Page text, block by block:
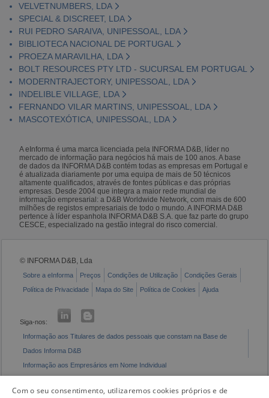
VELVETNUMBERS, LDA
SPECIAL & DISCREET, LDA
RUI PEDRO SARAIVA, UNIPESSOAL, LDA
BIBLIOTECA NACIONAL DE PORTUGAL
PROEZA MARAVILHA, LDA
BOLT RESOURCES PTY LTD - SUCURSAL EM PORTUGAL
MODERNTRAJECTORY, UNIPESSOAL, LDA
INDELIBLE VILLAGE, LDA
FERNANDO VILAR MARTINS, UNIPESSOAL, LDA
MASCOTEXÓTICA, UNIPESSOAL, LDA
A eInforma é uma marca licenciada pela INFORMA D&B, líder no
mercado de informação para negócios há mais de 100 anos. A base
de dados da INFORMA D&B contém todas as empresas em Portugal e
é atualizada diariamente por uma equipa de mais de 50 técnicos
altamente qualificados, através de fontes públicas e das próprias
empresas. Desde 2004 que integra a maior rede mundial de
informação empresarial: a D&B Worldwide Network, com mais de 600
milhões de registos empresariais de todo o mundo. A INFORMA D&B
pertence à líder espanhola INFORMA D&B S.A. que faz parte do grupo
CESCE, especializado na gestão integral do risco comercial.
© INFORMA D&B, Lda
Sobre a eInforma Preços Condições de Utilização
Condições Gerais
Política de Privacidade
Mapa do Site Política de Cookies Ajuda
Siga-nos:
Informação aos Titulares de dados pessoais que constam na Base de
Dados Informa D&B
Informação aos Empresários em Nome Individual
Com o seu consentimento, utilizaremos cookies próprios e de